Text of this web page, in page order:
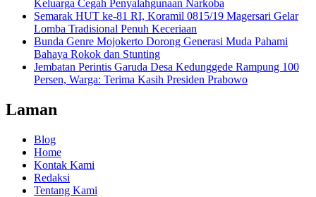
Keluarga Cegah Penyalahgunaan Narkoba
Semarak HUT ke-81 RI, Koramil 0815/19 Magersari Gelar
Lomba Tradisional Penuh Keceriaan
Bunda Genre Mojokerto Dorong Generasi Muda Pahami
Bahaya Rokok dan Stunting
Jembatan Perintis Garuda Desa Kedunggede Rampung 100
Persen, Warga: Terima Kasih Presiden Prabowo
Laman
Blog
Home
Kontak Kami
Redaksi
Tentang Kami